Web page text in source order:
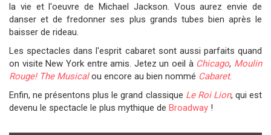
la vie et l'oeuvre de Michael Jackson. Vous aurez envie de
danser et de fredonner ses plus grands tubes bien après le
baisser de rideau.
Les spectacles dans l'esprit cabaret sont aussi parfaits quand
on visite New York entre amis. Jetez un oeil à Chicago, Moulin
Rouge! The Musicalou encore au bien nommé Cabaret.
Enfin, ne présentons plus le grand classique Le Roi Lion, qui est
devenu le spectacle le plus mythique de Broadway !